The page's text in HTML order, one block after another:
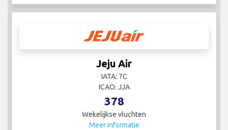
Jeju Air
IATA: 7C
ICAO: JJA
378
Wekelijkse vluchten
Meer informatie